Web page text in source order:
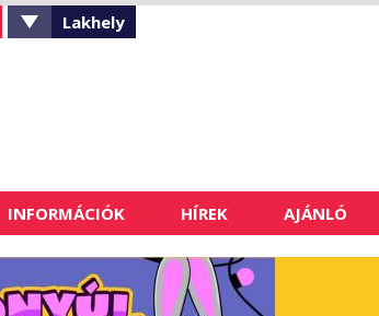
Lakhely
INFORMÁCIÓK HÍREK AJÁNLÓ